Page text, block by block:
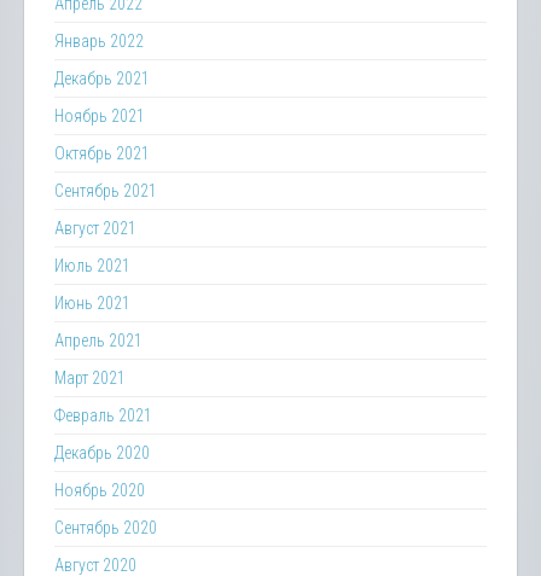
Январь 2022
Декабрь 2021
Ноябрь 2021
Октябрь 2021
Сентябрь 2021
Август 2021
Июль 2021
Июнь 2021
Апрель 2021
Март 2021
Февраль 2021
Декабрь 2020
Ноябрь 2020
Сентябрь 2020
Август 2020